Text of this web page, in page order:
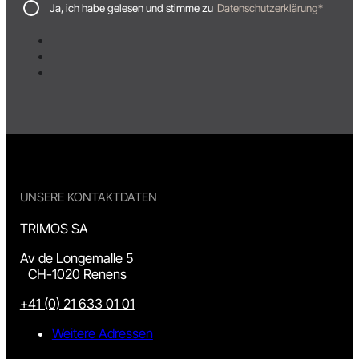
Ja, ich habe gelesen und stimme zu Datenschutzerklärung*
UNSERE KONTAKTDATEN
TRIMOS SA
Av de Longemalle 5
CH-1020 Renens
+41 (0) 21 633 01 01
Weitere Adressen